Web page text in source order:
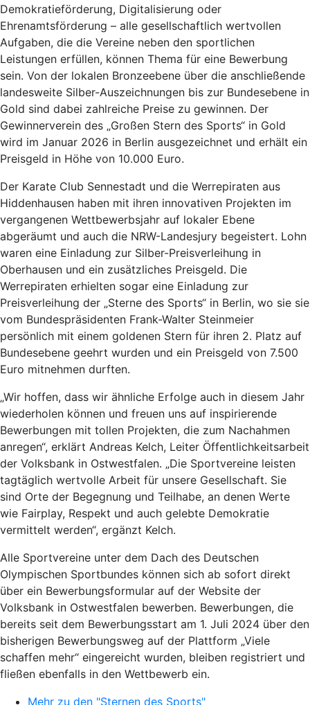
Demokratieförderung, Digitalisierung oder
Ehrenamtsförderung – alle gesellschaftlich wertvollen
Aufgaben, die die Vereine neben den sportlichen
Leistungen erfüllen, können Thema für eine Bewerbung
sein. Von der lokalen Bronzeebene über die anschließende
landesweite Silber-Auszeichnungen bis zur Bundesebene in
Gold sind dabei zahlreiche Preise zu gewinnen. Der
Gewinnerverein des „Großen Stern des Sports“ in Gold
wird im Januar 2026 in Berlin ausgezeichnet und erhält ein
Preisgeld in Höhe von 10.000 Euro.
Der Karate Club Sennestadt und die Werrepiraten aus
Hiddenhausen haben mit ihren innovativen Projekten im
vergangenen Wettbewerbsjahr auf lokaler Ebene
abgeräumt und auch die NRW-Landesjury begeistert. Lohn
waren eine Einladung zur Silber-Preisverleihung in
Oberhausen und ein zusätzliches Preisgeld. Die
Werrepiraten erhielten sogar eine Einladung zur
Preisverleihung der „Sterne des Sports“ in Berlin, wo sie sie
vom Bundespräsidenten Frank-Walter Steinmeier
persönlich mit einem goldenen Stern für ihren 2. Platz auf
Bundesebene geehrt wurden und ein Preisgeld von 7.500
Euro mitnehmen durften.
„Wir hoffen, dass wir ähnliche Erfolge auch in diesem Jahr
wiederholen können und freuen uns auf inspirierende
Bewerbungen mit tollen Projekten, die zum Nachahmen
anregen“, erklärt Andreas Kelch, Leiter Öffentlichkeitsarbeit
der Volksbank in Ostwestfalen. „Die Sportvereine leisten
tagtäglich wertvolle Arbeit für unsere Gesellschaft. Sie
sind Orte der Begegnung und Teilhabe, an denen Werte
wie Fairplay, Respekt und auch gelebte Demokratie
vermittelt werden“, ergänzt Kelch.
Alle Sportvereine unter dem Dach des Deutschen
Olympischen Sportbundes können sich ab sofort direkt
über ein Bewerbungsformular auf der Website der
Volksbank in Ostwestfalen bewerben. Bewerbungen, die
bereits seit dem Bewerbungsstart am 1. Juli 2024 über den
bisherigen Bewerbungsweg auf der Plattform „Viele
schaffen mehr“ eingereicht wurden, bleiben registriert und
fließen ebenfalls in den Wettbewerb ein.
Mehr zu den "Sternen des Sports"